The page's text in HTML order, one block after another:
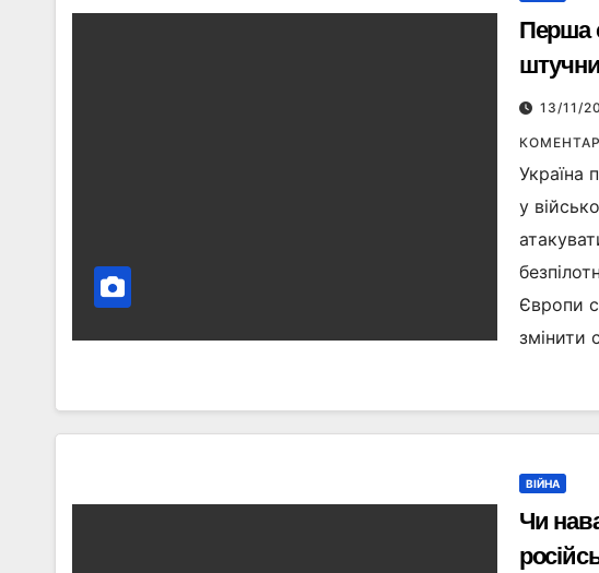
Перша
війни
13/11/
Україна
у
Європи
змінити
ВІЙНА
Чи